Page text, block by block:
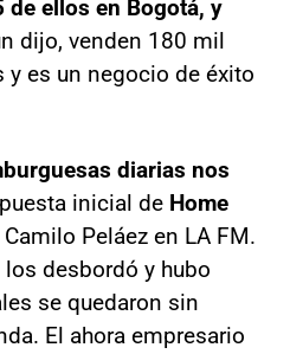
ellos en Bogotá, y
dijo, venden 180 mil
y es un negocio de éxito
diarias nos
inicial de Home
Peláez en LA FM.
desbordó y hubo
se quedaron sin
El ahora empresario